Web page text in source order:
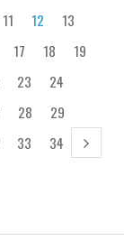
11 12
13
17 18
19
23
24
28
29
33 34